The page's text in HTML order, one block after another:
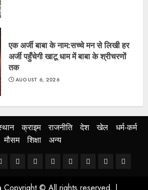
एक अर्जी बाबा के नाम:सच्चे मन से लिखी हर
अर्जी पहुँचेगी खाटू धाम में बाबा के श्रीचरणों
तक
AUGUST 6, 2026
क्राइम राजनीति देश खेल
धर्म-कर्म
मौसम
शिक्षा अन्य
राजनीतिदेश खेल
धर्म-
मौसम शिक्षा अन्य
Copyright © All rights reserved. |